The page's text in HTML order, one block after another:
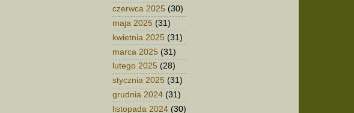
czerwca 2025 (30)
maja 2025 (31)
kwietnia 2025 (31)
marca 2025 (31)
lutego 2025 (28)
stycznia 2025 (31)
grudnia 2024 (31)
listopada 2024 (30)